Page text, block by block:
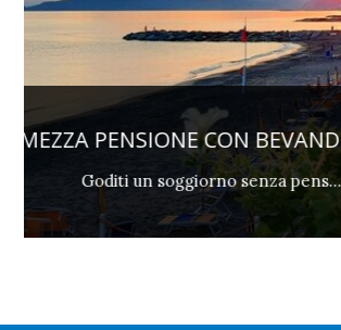
PENSIONE COMPLETA -
Non Rimborsabile e